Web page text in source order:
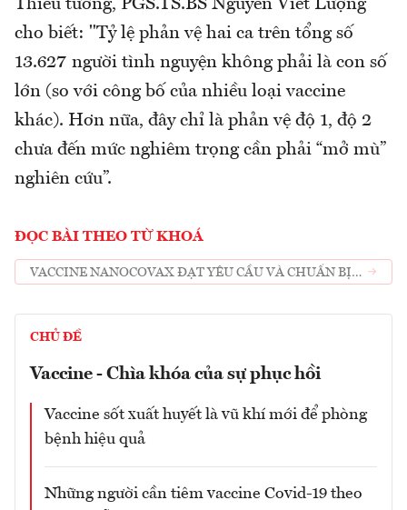
Thiếu tướng, PGS.TS.BS Nguyễn Viết Lượng
cho biết: "Tỷ lệ phản vệ hai ca trên tổng số
13.627 người tình nguyện không phải là con số
lớn (so với công bố của nhiều loại vaccine
khác). Hơn nữa, đây chỉ là phản vệ độ 1, độ 2
chưa đến mức nghiêm trọng cần phải “mở mù”
nghiên cứu”.
ĐỌC BÀI THEO TỪ KHOÁ
VACCINE NANOCOVAX ĐẠT YÊU CẦU VÀ CHUẨN BỊ
CHỦ ĐỀ
Vaccine - Chìa khóa của sự phục hồi
Vaccine sốt xuất huyết là vũ khí mới để phòng
bệnh hiệu quả
Những người cần tiêm vaccine Covid-19 theo